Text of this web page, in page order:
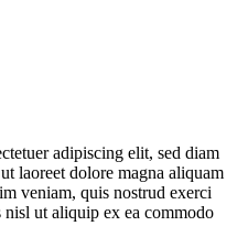
adipiscing elit, sed diam
laoreet dolore magna aliquam
veniam, quis nostrud exerci
ut aliquip ex ea commodo